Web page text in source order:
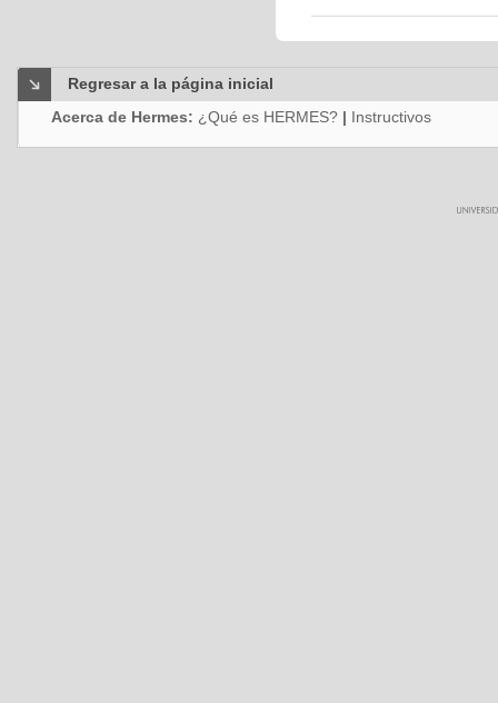
Regresar a la página inicial
Acerca de Hermes: ¿Qué es HERMES? | Instructivos